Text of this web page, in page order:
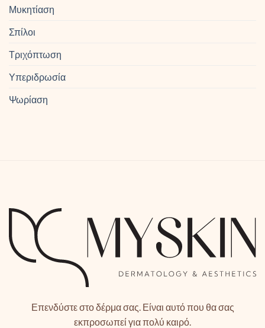
Μυκητίαση
Σπίλοι
Τριχόπτωση
Υπεριδρωσία
Ψωρίαση
Επενδύστε στο δέρμα σας. Είναι αυτό που θα σας
εκπροσωπεί για πολύ καιρό.